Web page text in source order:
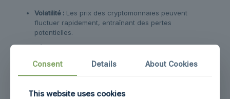
Volatilité :Les prix des cryptomonnaies peuvent
fluctuer rapidement, entraînant des pertes
potentielles.
Réglementation :L’absence d’un cadre légal solide
investisseurs.
les thunder coins peuvent être la cible de hackers.
Consent Details About Cookies
This website uses cookies